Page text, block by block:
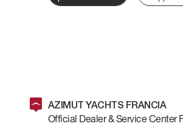
AZIMUT YACHTS FRANCIA
Official Dealer & Service Center